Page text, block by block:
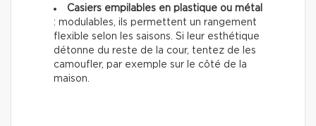
Casiers empilables en plastique ou métal
: modulables, ils permettent un rangement
flexible selon les saisons. Si leur esthétique
détonne du reste de la cour, tentez de les
camoufler, par exemple sur le côté de la
maison.